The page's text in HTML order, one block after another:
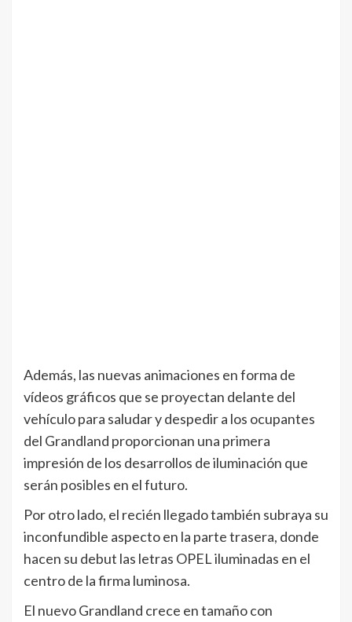
Además, las nuevas animaciones en forma de
vídeos gráficos que se proyectan delante del
vehículo para saludar y despedir a los ocupantes
del Grandland proporcionan una primera
impresión de los desarrollos de iluminación que
serán posibles en el futuro.
Por otro lado, el recién llegado también subraya su
inconfundible aspecto en la parte trasera, donde
hacen su debut las letras OPEL iluminadas en el
centro de la firma luminosa.
El nuevo Grandland crece en tamaño con